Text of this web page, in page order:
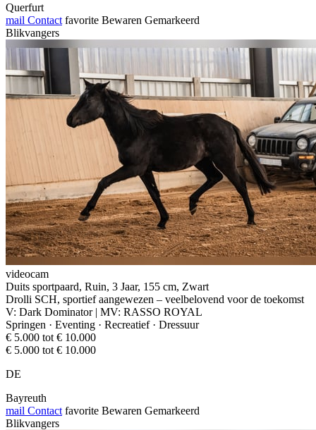
Querfurt
mail Contact favorite Bewaren Gemarkeerd
Blikvangers
videocam
Duits sportpaard, Ruin, 3 Jaar, 155 cm, Zwart
Drolli SCH, sportief aangewezen – veelbelovend voor de toekomst
V: Dark Dominator | MV: RASSO ROYAL
Springen · Eventing · Recreatief · Dressuur
€ 5.000 tot € 10.000
€ 5.000 tot € 10.000
DE
Bayreuth
mail Contact favorite Bewaren Gemarkeerd
Blikvangers